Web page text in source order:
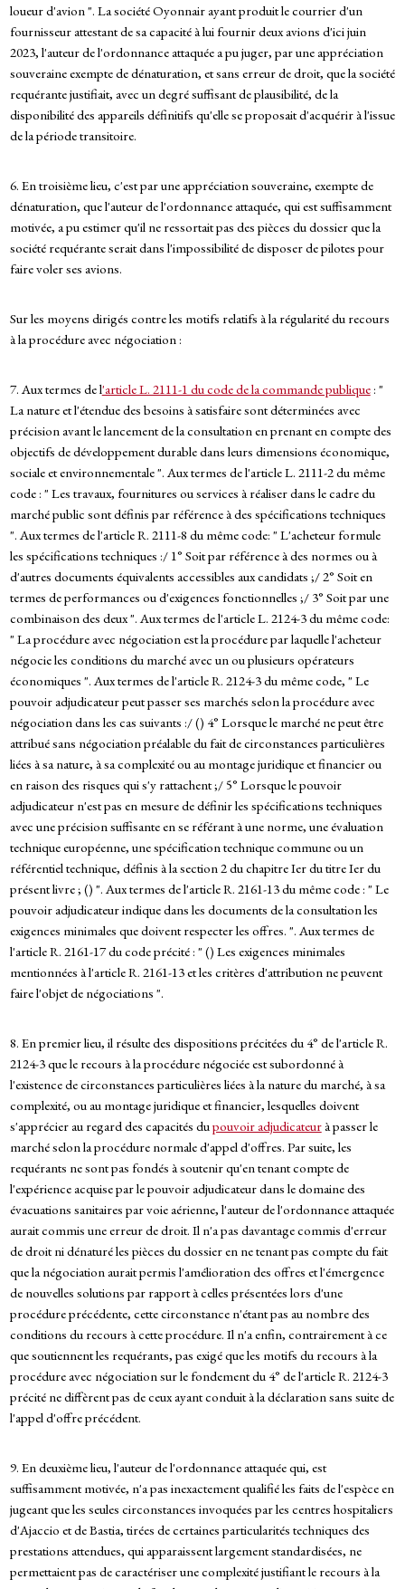
loueur d'avion ". La société Oyonnair ayant produit le courrier d'un
fournisseur attestant de sa capacité à lui fournir deux avions d'ici juin
2023, l'auteur de l'ordonnance attaquée a pu juger, par une appréciation
souveraine exempte de dénaturation, et sans erreur de droit, que la société
requérante justifiait, avec un degré suffisant de plausibilité, de la
disponibilité des appareils définitifs qu'elle se proposait d'acquérir à l'issue
de la période transitoire.
6. En troisième lieu, c'est par une appréciation souveraine, exempte de
dénaturation, que l'auteur de l'ordonnance attaquée, qui est suffisamment
motivée, a pu estimer qu'il ne ressortait pas des pièces du dossier que la
société requérante serait dans l'impossibilité de disposer de pilotes pour
faire voler ses avions.
Sur les moyens dirigés contre les motifs relatifs à la régularité du recours
à la procédure avec négociation :
7. Aux termes de l'article L. 2111-1 du code de la commande publique: "
La nature et l'étendue des besoins à satisfaire sont déterminées avec
précision avant le lancement de la consultation en prenant en compte des
objectifs de développement durable dans leurs dimensions économique,
sociale et environnementale ". Aux termes de l'article L. 2111-2 du même
code : " Les travaux, fournitures ou services à réaliser dans le cadre du
marché public sont définis par référence à des spécifications techniques
". Aux termes de l'article R. 2111-8 du même code: " L'acheteur formule
les spécifications techniques :/ 1° Soit par référence à des normes ou à
d'autres documents équivalents accessibles aux candidats ;/ 2° Soit en
termes de performances ou d'exigences fonctionnelles ;/ 3° Soit par une
combinaison des deux ". Aux termes de l'article L. 2124-3 du même code:
" La procédure avec négociation est la procédure par laquelle l'acheteur
négocie les conditions du marché avec un ou plusieurs opérateurs
économiques ". Aux termes de l'article R. 2124-3 du même code, " Le
pouvoir adjudicateur peut passer ses marchés selon la procédure avec
négociation dans les cas suivants :/ () 4° Lorsque le marché ne peut être
attribué sans négociation préalable du fait de circonstances particulières
liées à sa nature, à sa complexité ou au montage juridique et financier ou
en raison des risques qui s'y rattachent ;/ 5° Lorsque le pouvoir
adjudicateur n'est pas en mesure de définir les spécifications techniques
avec une précision suffisante en se référant à une norme, une évaluation
technique européenne, une spécification technique commune ou un
référentiel technique, définis à la section 2 du chapitre Ier du titre Ier du
présent livre ; () ". Aux termes de l'article R. 2161-13 du même code : " Le
pouvoir adjudicateur indique dans les documents de la consultation les
exigences minimales que doivent respecter les offres. ". Aux termes de
l'article R. 2161-17 du code précité : " () Les exigences minimales
mentionnées à l'article R. 2161-13 et les critères d'attribution ne peuvent
faire l'objet de négociations ".
8. En premier lieu, il résulte des dispositions précitées du 4° de l'article R.
2124-3 que le recours à la procédure négociée est subordonné à
l'existence de circonstances particulières liées à la nature du marché, à sa
complexité, ou au montage juridique et financier, lesquelles doivent
s'apprécier au regard des capacités dupouvoir adjudicateurà passer le
marché selon la procédure normale d'appel d'offres. Par suite, les
requérants ne sont pas fondés à soutenir qu'en tenant compte de
l'expérience acquise par le pouvoir adjudicateur dans le domaine des
évacuations sanitaires par voie aérienne, l'auteur de l'ordonnance attaquée
aurait commis une erreur de droit. Il n'a pas davantage commis d'erreur
de droit ni dénaturé les pièces du dossier en ne tenant pas compte du fait
que la négociation aurait permis l'amélioration des offres et l'émergence
de nouvelles solutions par rapport à celles présentées lors d'une
procédure précédente, cette circonstance n'étant pas au nombre des
conditions du recours à cette procédure. Il n'a enfin, contrairement à ce
que soutiennent les requérants, pas exigé que les motifs du recours à la
procédure avec négociation sur le fondement du 4° de l'article R. 2124-3
précité ne diffèrent pas de ceux ayant conduit à la déclaration sans suite de
l'appel d'offre précédent.
9. En deuxième lieu, l'auteur de l'ordonnance attaquée qui, est
suffisamment motivée, n'a pas inexactement qualifié les faits de l'espèce en
jugeant que les seules circonstances invoquées par les centres hospitaliers
d'Ajaccio et de Bastia, tirées de certaines particularités techniques des
prestations attendues, qui apparaissent largement standardisées, ne
permettaient pas de caractériser une complexité justifiant le recours à la